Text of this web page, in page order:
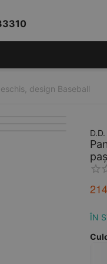
design Baseball
214
ÎN